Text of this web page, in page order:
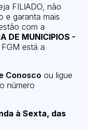
FILIADO, não
e garanta mais
com a
DE MUNICIPIOS -
está a
Conosco ou ligue
número
à Sexta, das